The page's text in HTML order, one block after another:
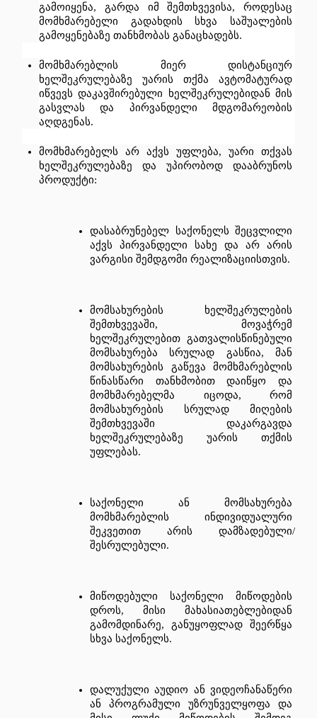
გამოიყენა, გარდა იმ შემთხვევისა, როდესაც
მომხმარებელი
გადახდის სხვა
საშუალების
გამოყენებაზე თანხმობას განაცხადებს.
მომხმარებლის მიერ
დისტანციურ
ხელშეკრულებაზე
უარის თქმა
ავტომატურად
იწვევს დაკავშირებული ხელშეკრულებიდან მის
გასვლას
და პირვანდელი
მდგომარეობის
აღდგენას.
მომხმარებელს არ აქვს უფლება, უარი
თქვას
ხელშეკრულებაზე
და უპირობოდ
დააბრუნოს
პროდუქტი:
დასაბრუნებელ საქონელს შეცვლილი
აქვს
პირვანდელი სახე და არ
არის
ვარგისი შემდგომი რეალიზაციისთვის.
მომსახურების
ხელშეკრულების
შემთხვევაში, მოვაჭრემ
ხელშეკრულებით გათვალისწინებული
მომსახურება
სრულად გასწია, მან
მომსახურების
გაწევა
მომხმარებლის
წინასწარი
თანხმობით დაიწყო
და
მომხმარებელმა
იცოდა, რომ
მომსახურების
სრულად
მიღების
შემთხვევაში
დაკარგავდა
ხელშეკრულებაზე
უარის
თქმის
უფლებას.
საქონელი ან
მომსახურება
მომხმარებლის
ინდივიდუალური
შეკვეთით
არის დამზადებული/
შესრულებული.
მიწოდებული საქონელი
მიწოდების
დროს, მისი
მახასიათებლებიდან
გამომდინარე, განუყოფლად
შეერწყა
სხვა საქონელს.
დალუქული აუდიო ან ვიდეოჩანაწერი
ან
პროგრამული უზრუნველყოფა
და